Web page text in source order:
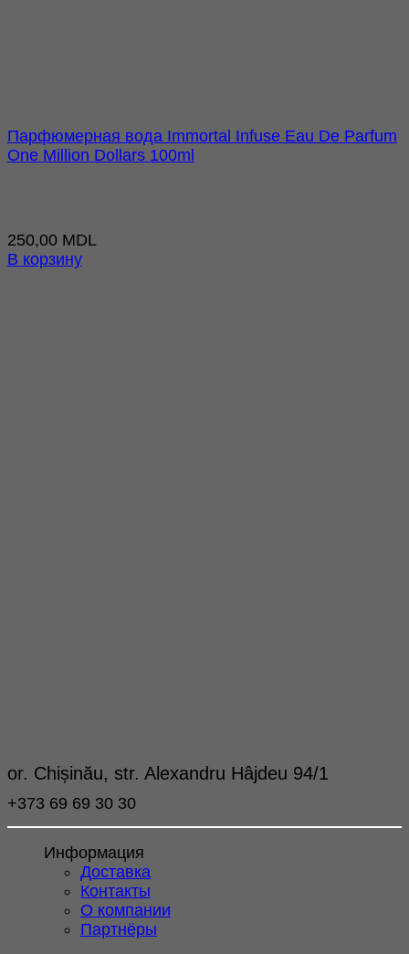
Парфюмерная вода Immortal Infuse Eau De Parfum
One Million Dollars 100ml
250,00 MDL
В корзину
or. Chișinău, str. Alexandru Hâjdeu 94/1
+373 69 69 30 30
Информация
Доставка
Контакты
О компании
Партнёры